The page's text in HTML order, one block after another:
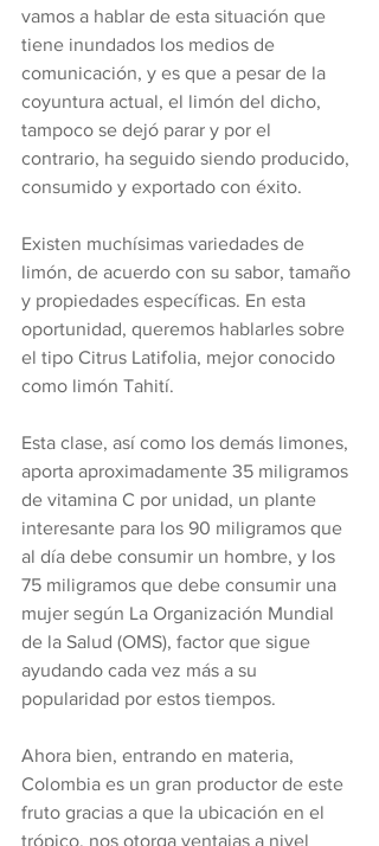
vamos a hablar de esta situación que
tiene inundados los medios de
comunicación, y es que a pesar de la
coyuntura actual, el limón del dicho,
tampoco se dejó parar y por el
contrario, ha seguido siendo producido,
consumido y exportado con éxito.
Existen muchísimas variedades de
limón, de acuerdo con su sabor, tamaño
y propiedades específicas. En esta
oportunidad, queremos hablarles sobre
el tipo Citrus Latifolia, mejor conocido
como limón Tahití.
Esta clase, así como los demás limones,
aporta aproximadamente 35 miligramos
de vitamina C por unidad, un plante
interesante para los 90 miligramos que
al día debe consumir un hombre, y los
75 miligramos que debe consumir una
mujer según La Organización Mundial
de la Salud (OMS), factor que sigue
ayudando cada vez más a su
popularidad por estos tiempos.
Ahora bien, entrando en materia,
Colombia es un gran productor de este
fruto gracias a que la ubicación en el
trópico, nos otorga ventajas a nivel